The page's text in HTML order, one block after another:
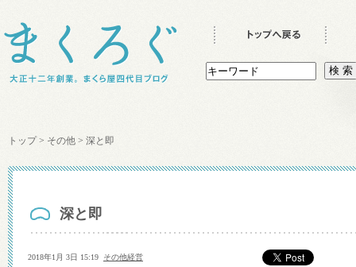
トップ> その他 > 深と即
深と即
2018年1月 3日 15:19 その他経営